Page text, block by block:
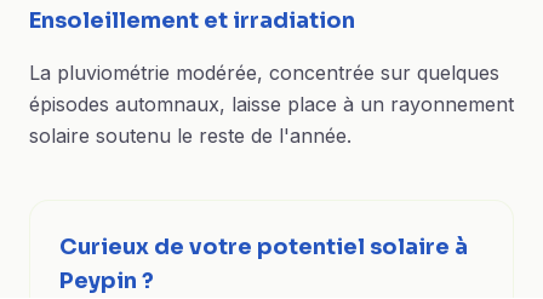
Ensoleillement et irradiation
La pluviométrie modérée, concentrée sur quelques
épisodes automnaux, laisse place à un rayonnement
solaire soutenu le reste de l'année.
Curieux de votre potentiel solaire à
Peypin ?